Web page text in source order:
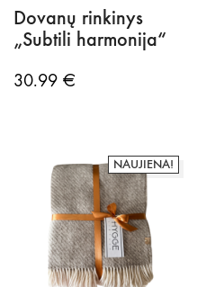
Dovanų rinkinys
„Subtili harmonija“
30.99 €
NAUJIENA!